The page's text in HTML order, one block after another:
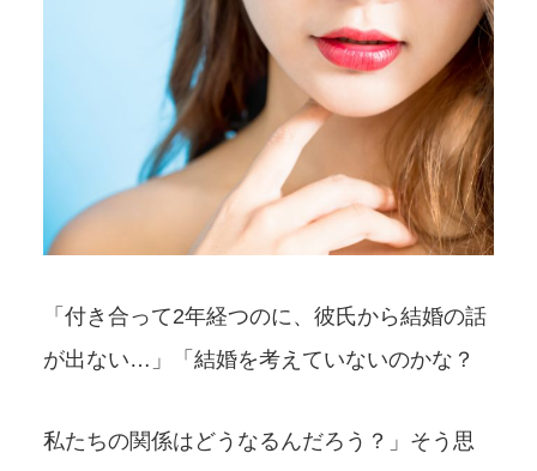
「付き合って2年経つのに、彼氏から結婚の話
が出ない…」「結婚を考えていないのかな？
私たちの関係はどうなるんだろう？」そう思